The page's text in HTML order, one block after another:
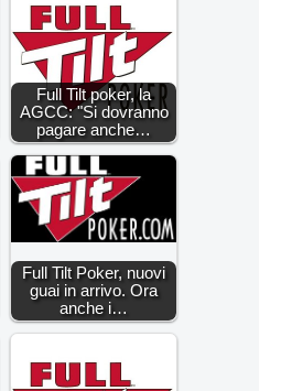
Full Tilt poker, la
AGCC: "Si dovranno
pagare anche…
Full Tilt Poker, nuovi
guai in arrivo. Ora
anche i…